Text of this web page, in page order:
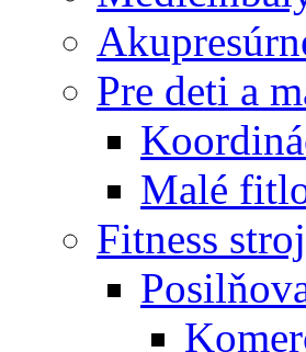
Pre deti a
Malé
Fitness